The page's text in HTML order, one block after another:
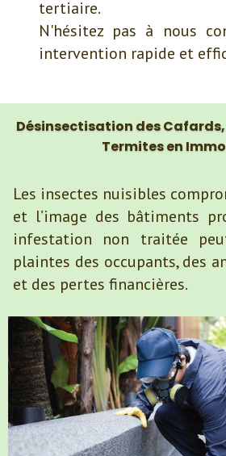
tertiaire.
N'hésitez pas à nous
intervention rapide et
Désinsectisation des Cafards,
Termites en
Les insectes nuisibles
et l’image des bâtiments
infestation non traitée
plaintes des occupants, des
et des pertes financières.